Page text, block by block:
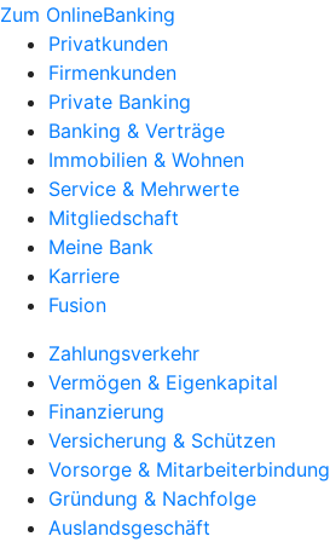
Zum OnlineBanking
Privatkunden
Firmenkunden
Private Banking
Banking & Verträge
Immobilien & Wohnen
Service & Mehrwerte
Mitgliedschaft
Meine Bank
Karriere
Fusion
Zahlungsverkehr
Vermögen & Eigenkapital
Finanzierung
Versicherung & Schützen
Vorsorge & Mitarbeiterbindung
Gründung & Nachfolge
Auslandsgeschäft